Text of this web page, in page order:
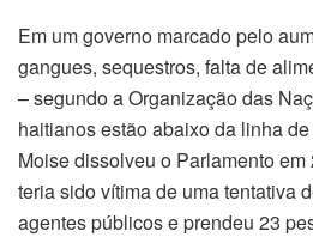
Em um governo marcado pelo
gangues, sequestros, falta de
– segundo a Organização das
haitianos estão abaixo da linha
Moise dissolveu o Parlamento
teria sido vítima de uma tentativa
agentes públicos e prendeu 23